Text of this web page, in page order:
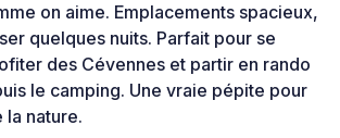
on aime. Emplacements spacieux,
quelques nuits. Parfait pour se
des Cévennes et partir en rando
le camping. Une vraie pépite pour
la nature.